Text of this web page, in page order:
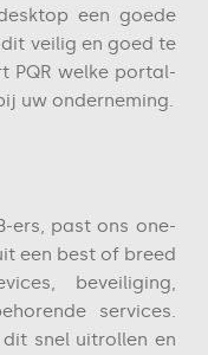
een goede
veilig en goed te
PQR welke portal-
uw onderneming.
ers, past ons one-
een best of breed
beveiliging,
services.
snel uitrollen en